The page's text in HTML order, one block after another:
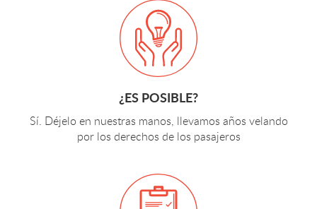
¿ES POSIBLE?
Sí. Déjelo en nuestras manos, llevamos años velando
por los derechos de los pasajeros